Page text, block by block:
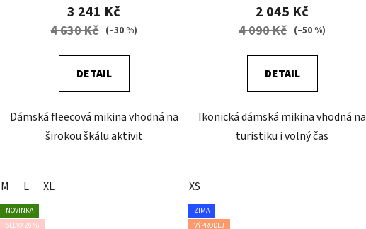
3 241 Kč
4 630 Kč (–30 %)
DETAIL
Dámská fleecová mikina vhodná na
širokou škálu aktivit
M L XL
2 045 Kč
4 090 Kč (–50 %)
DETAIL
Ikonická dámská mikina vhodná na
turistiku i volný čas
XS
NOVINKA
SLEVA 20 %
ZIMA
VÝPRODEJ